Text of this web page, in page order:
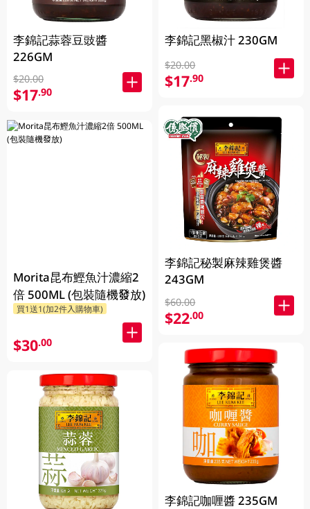
李錦記蒜蓉豆豉醬
226GM
$20.00
$17.90
Morita昆布鰹魚汁濃縮2
倍 500ML (包裝隨機發放)
買1送1(加2件入購物車)
$30.00
李錦記黑椒汁 230GM
$20.00
$17.90
李錦記秘製麻辣雞煲醬
243GM
$60.00
$22.00
李錦記咖喱醬 235GM